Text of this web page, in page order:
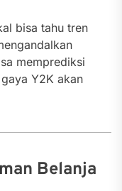
bisa tahu tren
memprediksi
Y2K akan
Belanja